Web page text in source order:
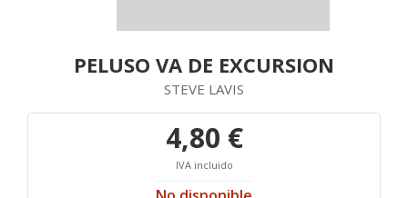
PELUSO VA DE EXCURSION
STEVE LAVIS
4,80 €
IVA incluido